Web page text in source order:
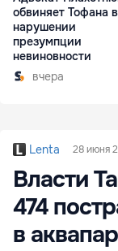
обвиняет Тофана в
нарушении
презумпции
невиновности
вчера
Lenta 28 июня
Власти
474
в